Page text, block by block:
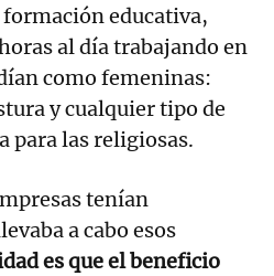
educativa,
al día trabajando en
como femeninas:
y cualquier tipo de
para las religiosas.
tenían
a cabo esos
es que el beneficio